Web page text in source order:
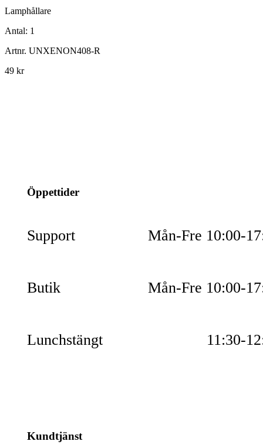
Lamphållare
Antal: 1
Artnr. UNXENON408-R
49 kr
Öppettider
Support Mån-Fre 10:00-
Butik Mån-Fre 10:00-
Lunchstängt 11:30-
Kundtjänst